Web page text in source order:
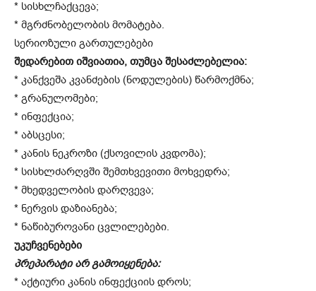
* სისხლჩაქცევა;
* მგრძნობელობის მომატება.
სერიოზული გართულებები
შედარებით იშვიათია, თუმცა შესაძლებელია:
* კანქვეშა კვანძების (ნოდულების) წარმოქმნა;
* გრანულომები;
* ინფექცია;
* აბსცესი;
* კანის ნეკროზი (ქსოვილის კვდომა);
* სისხლძარღვში შემთხვევითი მოხვედრა;
* მხედველობის დარღვევა;
* ნერვის დაზიანება;
* ნაწიბუროვანი ცვლილებები.
უკუჩვენებები
პრეპარატი არ გამოიყენება:
* აქტიური კანის ინფექციის დროს;